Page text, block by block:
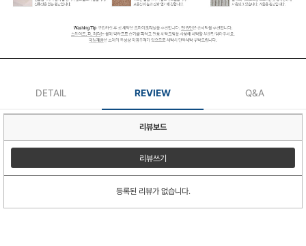
DETAIL REVIEW Q&A
리뷰보드
리뷰쓰기
등록된 리뷰가 없습니다.